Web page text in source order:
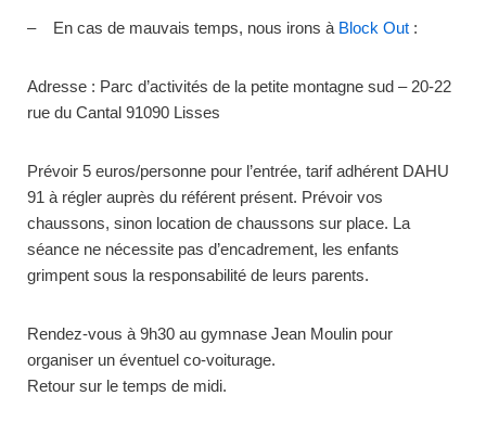
– En cas de mauvais temps, nous irons à Block Out :
Adresse : Parc d’activités de la petite montagne sud – 20-22
rue du Cantal 91090 Lisses
Prévoir 5 euros/personne pour l’entrée, tarif adhérent DAHU
91 à régler auprès du référent présent. Prévoir vos
chaussons, sinon location de chaussons sur place. La
séance ne nécessite pas d’encadrement, les enfants
grimpent sous la responsabilité de leurs parents.
Rendez-vous à 9h30 au gymnase Jean Moulin pour
organiser un éventuel co-voiturage.
Retour sur le temps de midi.